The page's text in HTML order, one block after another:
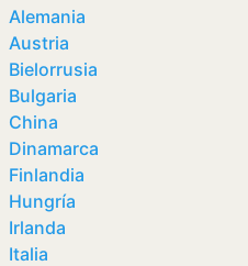
Alemania
Austria
Bielorrusia
Bulgaria
China
Dinamarca
Finlandia
Hungría
Irlanda
Italia